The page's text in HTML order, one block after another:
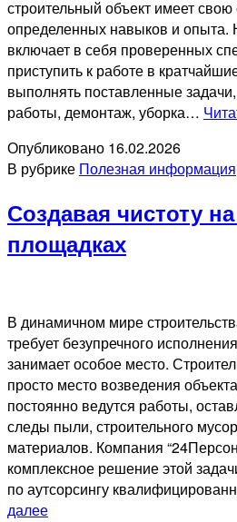
строительный объект имеет
определенных навыков и
включает в себя проверенных
приступить к работе в
выполнять поставленные
работы, демонтаж, уборка…
Опубликовано 16.02.2026
В рубрике Полезная информация
Создавая чистоту
площадках
В динамичном мире
требует безупречного
занимает особое место.
просто место возведения
постоянно ведутся работы,
следы пыли, строительного
материалов. Компания
комплексное решение этой
по аутсорсингу
далееСоздавая